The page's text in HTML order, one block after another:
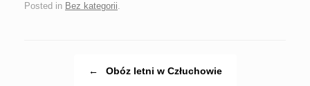
Posted in Bez kategorii.
← Obóz letni w Człuchowie